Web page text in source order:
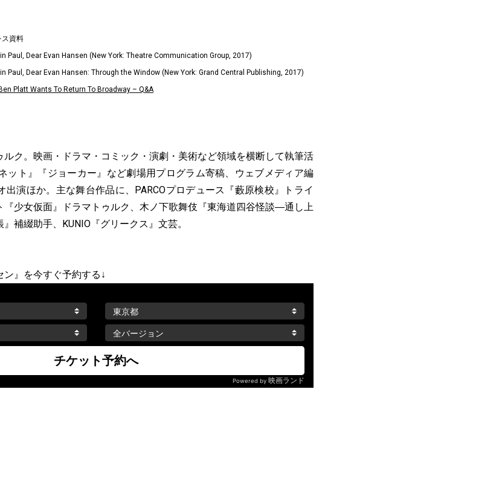
ス資料
Paul, Dear Evan Hansen (New York: Theatre Communication Group, 2017)
Paul, Dear Evan Hansen: Through the Window (New York: Grand Central Publishing, 2017)
Platt Wants To Return To Broadway – Q&A
ク。映画・ドラマ・コミック・演劇・美術など領域を横断して執筆活
ット』『ジョーカー』など劇場用プログラム寄稿、ウェブメディア編
出演ほか。主な舞台作品に、PARCOプロデュース『藪原検校』トライ
『少女仮面』ドラマトゥルク、木ノ下歌舞伎『東海道四谷怪談―通し上
補綴助手、KUNIO『グリークス』文芸。
ン』を今すぐ予約する↓